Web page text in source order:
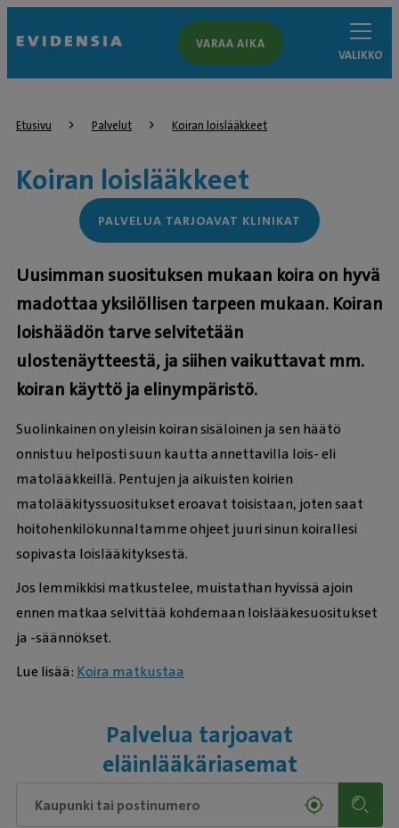
VARAA AIKA
VALIKKO
Etusivu Palvelut Koiran loislääkkeet
Koiran loislääkkeet
PALVELUA TARJOAVAT KLINIKAT
Uusimman suosituksen mukaan koira on hyvä
madottaa yksilöllisen tarpeen mukaan. Koiran
loishäädön tarve selvitetään
ulostenäytteestä, ja siihen vaikuttavat mm.
koiran käyttö ja elinympäristö.
Suolinkainen on yleisin koiran sisäloinen ja sen häätö
onnistuu helposti suun kautta annettavilla lois- eli
matolääkkeillä. Pentujen ja aikuisten koirien
matolääkityssuositukset eroavat toisistaan, joten saat
hoitohenkilökunnaltamme ohjeet juuri sinun koirallesi
sopivasta loislääkityksestä.
Jos lemmikkisi matkustelee, muistathan hyvissä ajoin
ennen matkaa selvittää kohdemaan loislääkesuositukset
ja -säännökset.
Lue lisää: Koira matkustaa
Palvelua tarjoavat
eläinlääkäriasemat